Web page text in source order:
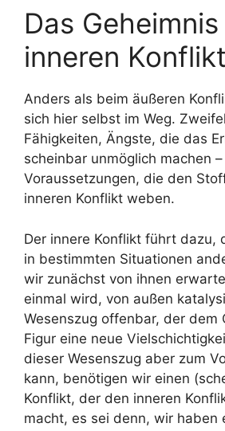
Das
inneren
Anders als beim äußeren
sich hier selbst im Weg.
Fähigkeiten, Ängste, die das
scheinbar unmöglich machen
Voraussetzungen, die den
inneren Konflikt weben.
Der innere Konflikt führt dazu,
in bestimmten Situationen
wir zunächst von ihnen
einmal wird, von außen
Wesenszug offenbar, der dem
Figur eine neue
dieser Wesenszug aber zum
kann, benötigen wir einen
Konflikt, der den inneren
macht, es sei denn, wir haben